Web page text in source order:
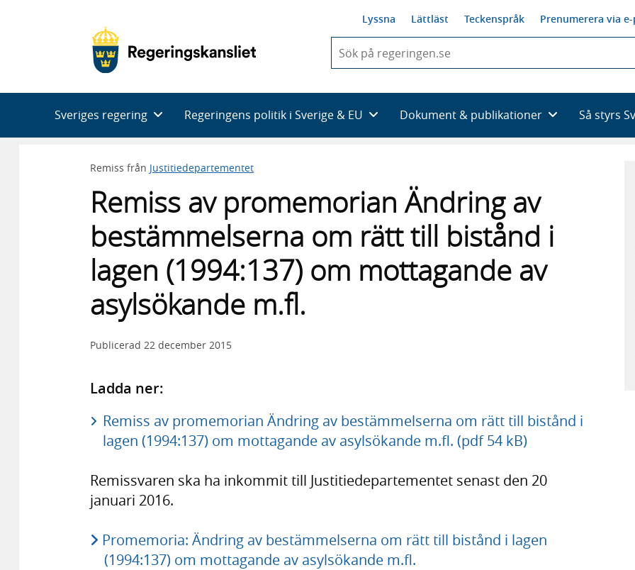
Lyssna Lättläst Teckenspråk Prenumerera via
du
skriva
framträder
en
Sveriges regering Regeringens politik i Sverige & EU Dokument & publikationer Så styrs
Remiss från Justitiedepartementet
Remiss av promemorian Ändring av
bestämmelserna om rätt till bistånd i
lagen (1994:137) om mottagande av
asylsökande m.fl.
Publicerad 22 december 2015
Ladda ner:
Remiss av promemorian Ändring av bestämmelserna om rätt till bistånd i
lagen (1994:137) om mottagande av asylsökande m.fl. (pdf 54 kB)
Remissvaren ska ha inkommit till Justitiedepartementet senast den 20
januari 2016.
Promemoria: Ändring av bestämmelserna om rätt till bistånd i lagen
(1994:137) om mottagande av asylsökande m.fl.